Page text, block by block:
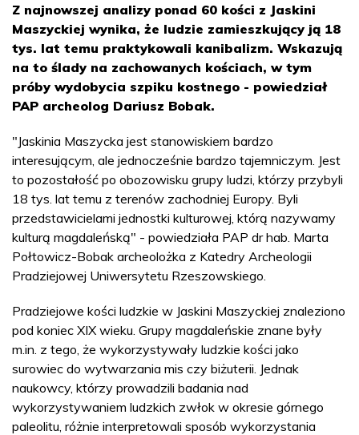
Z najnowszej analizy ponad 60 kości z Jaskini
Maszyckiej wynika, że ludzie zamieszkujący ją 18
tys. lat temu praktykowali kanibalizm. Wskazują
na to ślady na zachowanych kościach, w tym
próby wydobycia szpiku kostnego - powiedział
PAP archeolog Dariusz Bobak.
"Jaskinia Maszycka jest stanowiskiem bardzo
interesującym, ale jednocześnie bardzo tajemniczym. Jest
to pozostałość po obozowisku grupy ludzi, którzy przybyli
18 tys. lat temu z terenów zachodniej Europy. Byli
przedstawicielami jednostki kulturowej, którą nazywamy
kulturą magdaleńską" - powiedziała PAP dr hab. Marta
Połtowicz-Bobak archeolożka z Katedry Archeologii
Pradziejowej Uniwersytetu Rzeszowskiego.
Pradziejowe kości ludzkie w Jaskini Maszyckiej znaleziono
pod koniec XIX wieku. Grupy magdaleńskie znane były
m.in. z tego, że wykorzystywały ludzkie kości jako
surowiec do wytwarzania mis czy biżuterii. Jednak
naukowcy, którzy prowadzili badania nad
wykorzystywaniem ludzkich zwłok w okresie górnego
paleolitu, różnie interpretowali sposób wykorzystania